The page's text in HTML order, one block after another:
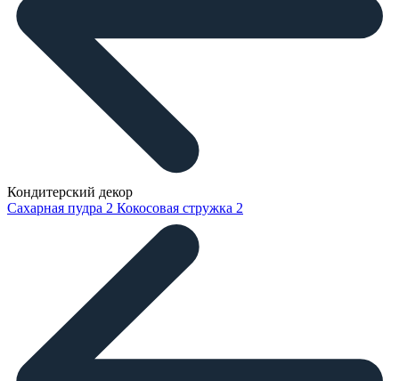
Кондитерский декор
Сахарная пудра 2 Кокосовая стружка 2